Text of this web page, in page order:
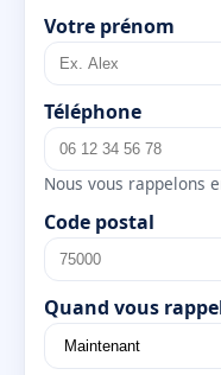
Votre prénom
Téléphone
Nous vous rappelons
Code postal
Quand vous